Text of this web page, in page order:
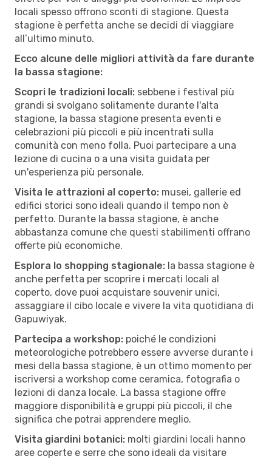
locali spesso offrono sconti di stagione. Questa
stagione è perfetta anche se decidi di viaggiare
all’ultimo minuto.
Ecco alcune delle migliori attività da fare durante
la bassa stagione:
Scopri le tradizioni locali: sebbene i festival più
grandi si svolgano solitamente durante l'alta
stagione, la bassa stagione presenta eventi e
celebrazioni più piccoli e più incentrati sulla
comunità con meno folla. Puoi partecipare a una
lezione di cucina o a una visita guidata per
un'esperienza più personale.
Visita le attrazioni al coperto: musei, gallerie ed
edifici storici sono ideali quando il tempo non è
perfetto. Durante la bassa stagione, è anche
abbastanza comune che questi stabilimenti offrano
offerte più economiche.
Esplora lo shopping stagionale: la bassa stagione è
anche perfetta per scoprire i mercati locali al
coperto, dove puoi acquistare souvenir unici,
assaggiare il cibo locale e vivere la vita quotidiana di
Gapuwiyak.
Partecipa a workshop: poiché le condizioni
meteorologiche potrebbero essere avverse durante i
mesi della bassa stagione, è un ottimo momento per
iscriversi a workshop come ceramica, fotografia o
lezioni di danza locale. La bassa stagione offre
maggiore disponibilità e gruppi più piccoli, il che
significa che potrai apprendere meglio.
Visita giardini botanici: molti giardini locali hanno
aree coperte e serre che sono ideali da visitare